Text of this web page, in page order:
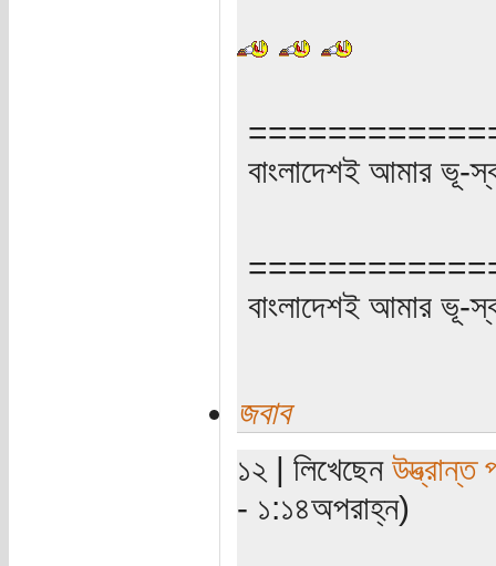
বাংলাদেশই আমার ভূ-
বাংলাদেশই আমার ভূ-
জবাব
১২ | লিখেছেন উদ্ভ্রান্ত
- ১:১৪অপরাহ্ন)